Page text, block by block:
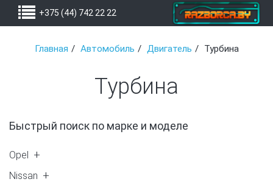
+375 (44) 742 22 22
Главная Автомобиль Двигатель Турбина
Турбина
Быстрый поиск по марке и моделе
Opel
Nissan